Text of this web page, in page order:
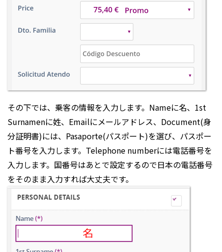
その下では、乗客の情報を入力します。Nameに名、1st
Surnamenに姓、Emailにメールアドレス、Document(身
分証明書)には、Pasaporte(パスポート)を選び、パスポー
ト番号を入力します。Telephone numberには電話番号を
入力します。国番号はあとで設定するので日本の電話番号
をそのまま入力すれば大丈夫です。